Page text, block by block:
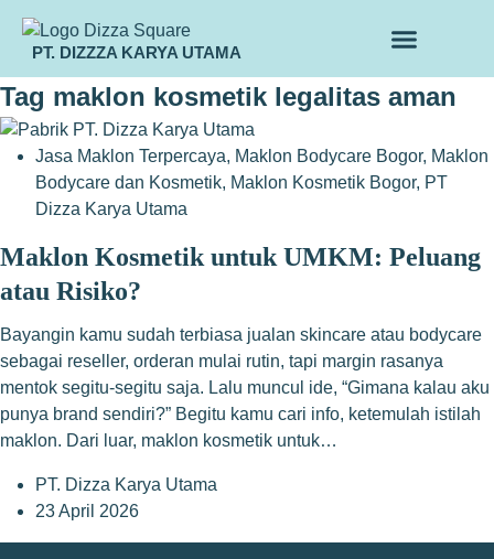
PT. DIZZZA KARYA UTAMA
Tag maklon kosmetik legalitas aman
Jasa Maklon Terpercaya, Maklon Bodycare Bogor, Maklon
Bodycare dan Kosmetik, Maklon Kosmetik Bogor, PT
Dizza Karya Utama
Maklon Kosmetik untuk UMKM: Peluang
atau Risiko?
Bayangin kamu sudah terbiasa jualan skincare atau bodycare
sebagai reseller, orderan mulai rutin, tapi margin rasanya
mentok segitu-segitu saja. Lalu muncul ide, “Gimana kalau aku
punya brand sendiri?” Begitu kamu cari info, ketemulah istilah
maklon. Dari luar, maklon kosmetik untuk…
PT. Dizza Karya Utama
23 April 2026